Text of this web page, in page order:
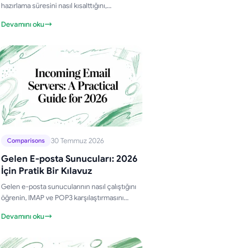
hazırlama süresini nasıl kısalttığını,
kişiselleştirme, yönetişim ve çalışan
ölçeklendirdiğini keşfedin.
Devamını oku
Comparisons 30 Temmuz 2026
Gelen E-posta Sunucuları: 2026
İçin Pratik Bir Kılavuz
Gelen e-posta sunucularının nasıl çalıştığını
öğrenin, IMAP ve POP3 karşılaştırmasını
gönderimlerin birincil gelen kutusuna düşme
ayarlarını uygulayın.
Devamını oku